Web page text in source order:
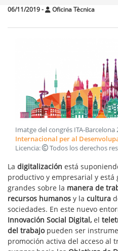
06/11/2019- Oficina Tècnica
Imatge del congrés ITA-Barcelona
Internacional per al
Licencia:
Todos los derechos
La digitalización está
productivo y empresarial y está
grandes sobre la manera de
recursos humanos y la cultura
sociedades. En este nuevo
Innovación Social Digital, el
del trabajopueden ser
promoción activa del acceso al